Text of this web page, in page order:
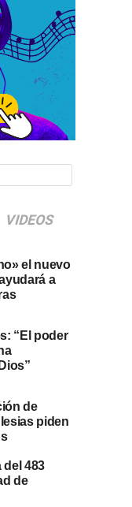
VIDEOS
el nuevo
a
“El poder
de
piden
del 483
de